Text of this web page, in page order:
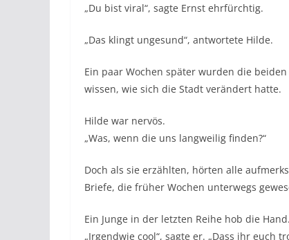
„Du bist viral“, sagte Ernst ehrfürchtig.
„Das klingt ungesund“, antwortete Hilde.
Ein paar Wochen später wurden die
wissen, wie sich die Stadt verändert hatte.
Hilde war nervös.
„Was, wenn die uns langweilig finden?“
Doch als sie erzählten, hörten alle
Briefe, die früher Wochen unterwegs
Ein Junge in der letzten Reihe hob die Hand.
„Irgendwie cool“, sagte er. „Dass ihr euch